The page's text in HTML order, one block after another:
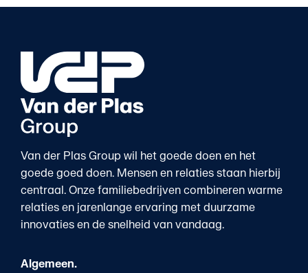
Van der Plas Group wil het goede doen en het
goede goed doen. Mensen en relaties staan hierbij
centraal. Onze familiebedrijven combineren warme
relaties en jarenlange ervaring met duurzame
innovaties en de snelheid van vandaag.
Algemeen.